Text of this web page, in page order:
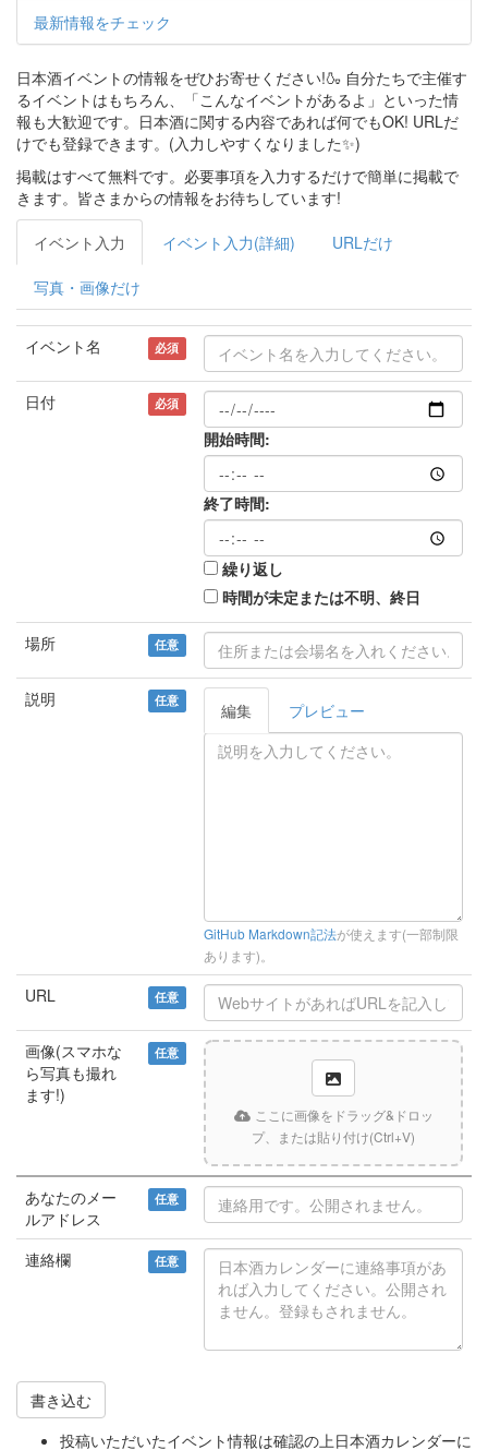
最新情報をチェック
日本酒イベントの情報をぜひお寄せください!🍶 自分たちで主催す
るイベントはもちろん、「こんなイベントがあるよ」といった情
報も大歓迎です。日本酒に関する内容であれば何でもOK! URLだ
けでも登録できます。(入力しやすくなりました✨)
掲載はすべて無料です。必要事項を入力するだけで簡単に掲載で
きます。皆さまからの情報をお待ちしています!
イベント入力 イベント入力(詳細) URLだけ
写真・画像だけ
イベント名 必須
日付 必須
開始時間:
終了時間:
繰り返し
時間が未定または不明、終日
場所 任意
説明 任意 編集 プレビュー
GitHub Markdown記法が使えます(一部制限
あります)。
URL 任意
画像(スマホな
ら写真も撮れ
ます!)
任意
ここに画像をドラッグ&ドロッ
プ、または貼り付け(Ctrl+V)
あなたのメー
ルアドレス
任意
連絡欄 任意
書き込む
投稿いただいたイベント情報は確認の上日本酒カレンダーに